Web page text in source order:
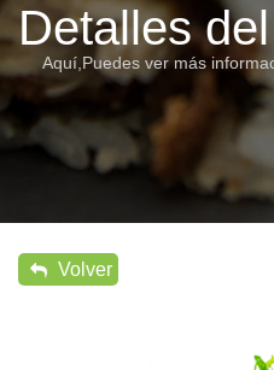
Detalles
Aquí,Puedes ver más
Volver